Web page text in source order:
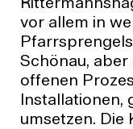
vor allem in
Schönau, aber
offenen
Installationen,
umsetzen. Die